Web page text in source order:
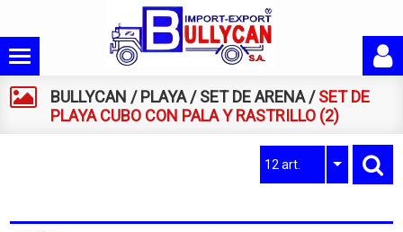
BULLYCAN /PLAYA/SET DE ARENA/SET DE
PLAYA CUBO CON PALA Y RASTRILLO (2)
12 art.